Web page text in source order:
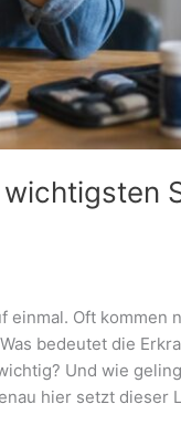
einmal. Oft kommen
bedeutet die
Und wie
hier setzt dieser